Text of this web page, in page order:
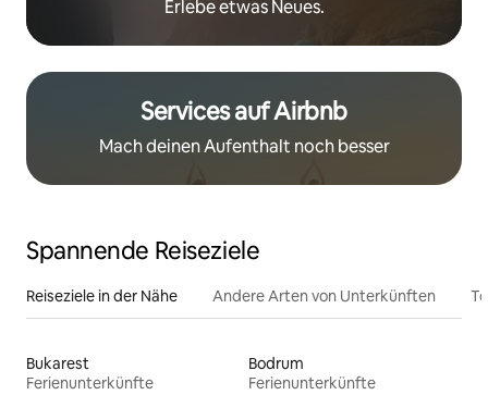
Erlebe etwas Neues.
Services auf Airbnb
Mach deinen Aufenthalt noch besser
Spannende Reiseziele
Reiseziele in der Nähe Andere Arten von Unterkünften
Bukarest
Ferienunterkünfte
Bodrum
Ferienunterkünfte